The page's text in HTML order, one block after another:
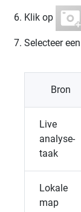
Klik op
Selecteer
Bron
Live
analyse-
taak
Lokale
map